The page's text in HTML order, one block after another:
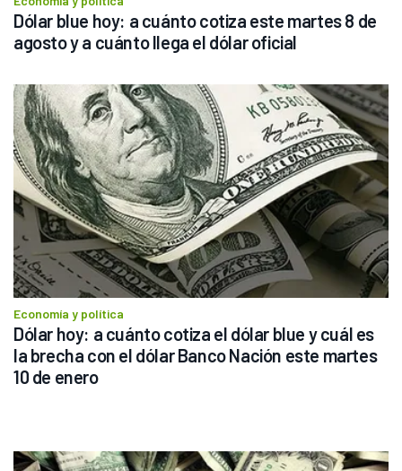
Dólar blue hoy: a cuánto cotiza este martes 8 de
agosto y a cuánto llega el dólar oficial
Economía y política
Dólar hoy: a cuánto cotiza el dólar blue y cuál es
la brecha con el dólar Banco Nación este martes
10 de enero